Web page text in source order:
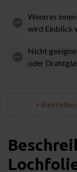
Wenn es
wird Einblick
Nicht
oder
>